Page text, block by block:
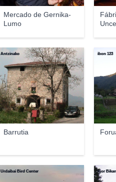
Mercado de Gernika-
Lumo
Barrutia
Antzinako ibon 123
Urdaibai Bird Center Igor